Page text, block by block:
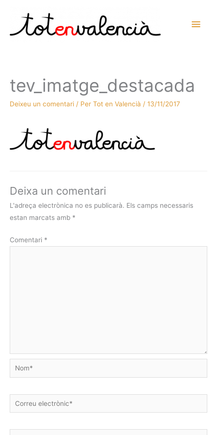
contingut
tev_imatge_destacada
Deixeu un comentari / Per Tot en Valencià / 13/11/2017
Deixa un comentari
L'adreça electrònica no es publicarà. Els camps necessaris
estan marcats amb *
Comentari *
Nom*
Correu
electrònic*